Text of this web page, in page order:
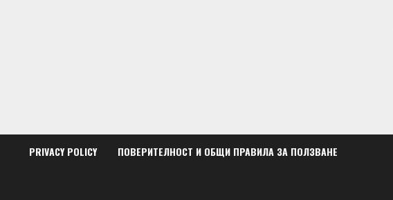
PRIVACY POLICY ПОВЕРИТЕЛНОСТ И ОБЩИ ПРАВИЛА ЗА ПОЛЗВАНЕ